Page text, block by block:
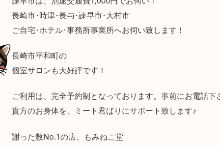
長崎市･時津･長与･諫早市･大村市
ご自宅･ホテル･事務所事業所へお伺い致します！
長崎市平和町の
個室サロンも大好評です！
ご利用は、完全予約制となっております。事前にお電話下
貴方のお身体を、ミート君ばりにサポート致します♪
謝った数No.1の店、もみねこ堂